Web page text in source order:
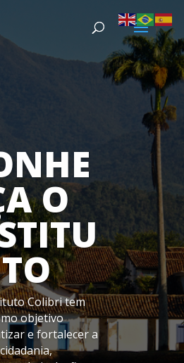
O
TO
Colibri tem
objetivo
e fortalecer a
cidadania,